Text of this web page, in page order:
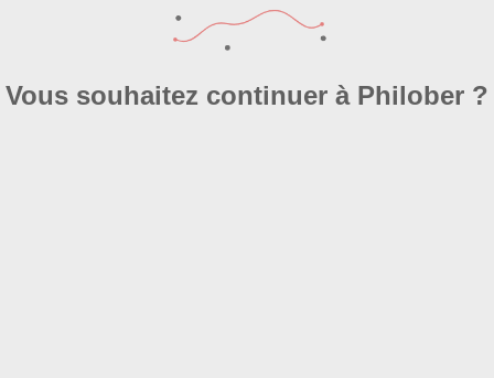
Vous souhaitez continuer à Philober ?